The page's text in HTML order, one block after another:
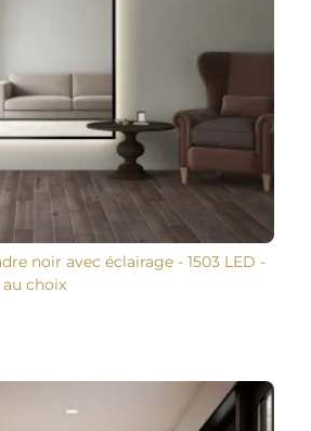
noir avec éclairage - 1503 LED -
choix